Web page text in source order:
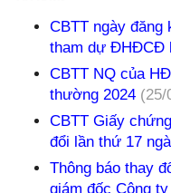
CBTT ngày đăng
tham dự ĐHĐCĐ
CBTT NQ của
thường 2024 (25/
CBTT Giấy
đổi lần thứ 17
Thông báo thay
giám đốc Công ty